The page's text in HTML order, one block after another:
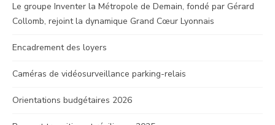
Le groupe Inventer la Métropole de Demain, fondé par Gérard
Collomb, rejoint la dynamique Grand Cœur Lyonnais
Encadrement des loyers
Caméras de vidéosurveillance parking-relais
Orientations budgétaires 2026